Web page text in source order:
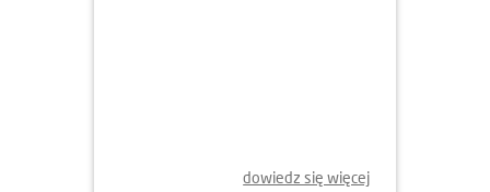
dowiedz się więcej